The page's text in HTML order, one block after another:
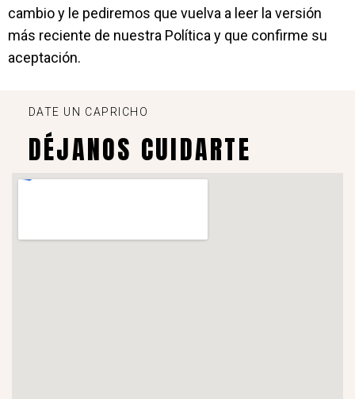
cambio y le pediremos que vuelva a leer la versión
más reciente de nuestra Política y que confirme su
aceptación.
DATE UN CAPRICHO
DÉJANOS CUIDARTE